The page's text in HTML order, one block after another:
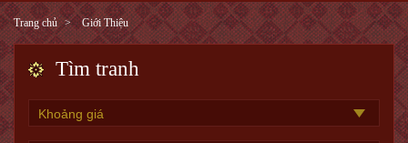
Trang chủ Giới Thiệu
Tìm tranh